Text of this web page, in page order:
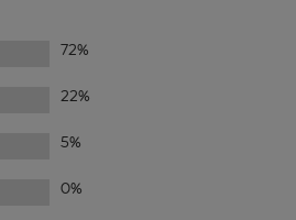
72%
22%
5%
0%